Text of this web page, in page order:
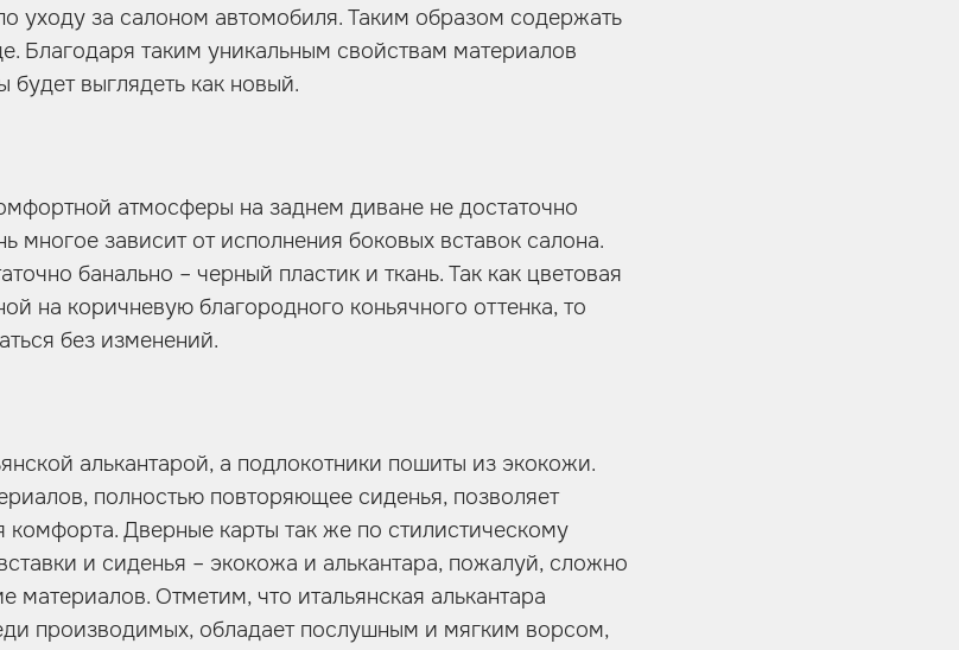
уходу за салоном автомобиля. Таким образом содержать
Благодаря таким уникальным свойствам материалов
выглядеть как новый.
атмосферы на заднем диване не достаточно
многое зависит от исполнения боковых вставок салона.
банально – черный пластик и ткань. Так как цветовая
на коричневую благородного коньячного оттенка, то
без изменений.
алькантарой, а подлокотники пошиты из экокожи.
полностью повторяющее сиденья, позволяет
Дверные карты так же по стилистическому
и сиденья – экокожа и алькантара, пожалуй, сложно
материалов. Отметим, что итальянская алькантара
производимых, обладает послушным и мягким ворсом,